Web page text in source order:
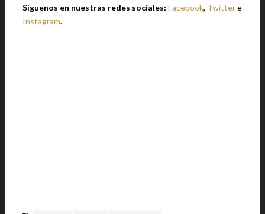
Síguenos en nuestras redes sociales: Facebook, Twittere
Instagram.